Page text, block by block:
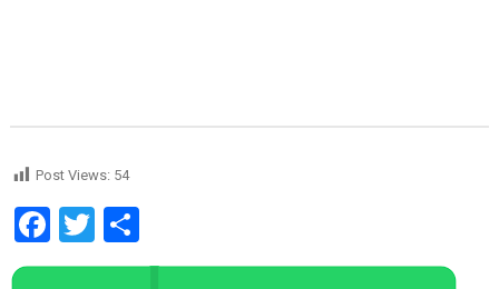
Post Views: 54
Facebook
Twitter
Share